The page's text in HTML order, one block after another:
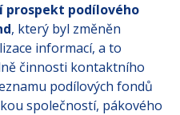
podílového
, který byl změněn
informací, a to
činnosti kontaktního
podílových fondů
společností, pákového